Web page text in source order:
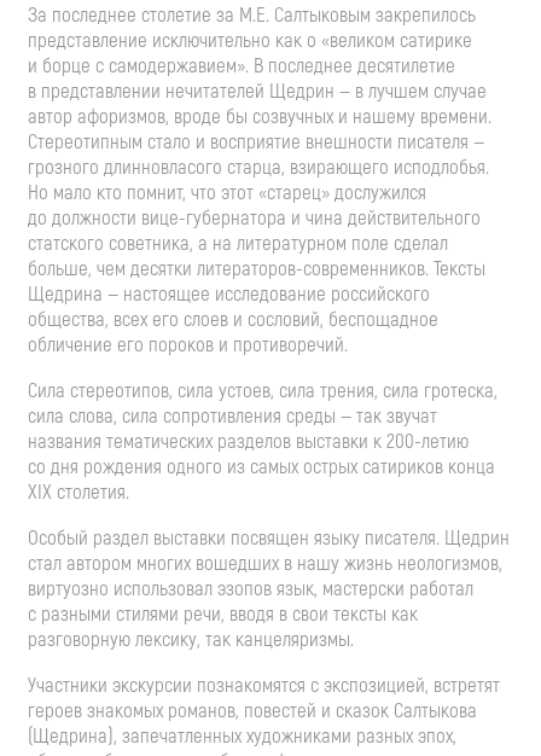
За последнее столетие за М.Е. Салтыковым закрепилось
представление исключительно как о «великом сатирике
и борце с самодержавием». В последнее десятилетие
в представлении нечитателей Щедрин — в лучшем случае
автор афоризмов, вроде бы созвучных и нашему времени.
Стереотипным стало и восприятие внешности писателя —
грозного длинновласого старца, взирающего исподлобья.
Но мало кто помнит, что этот «старец» дослужился
до должности вице-губернатора и чина действительного
статского советника, а на литературном поле сделал
больше, чем десятки литераторов-современников. Тексты
Щедрина — настоящее исследование российского
общества, всех его слоев и сословий, беспощадное
обличение его пороков и противоречий.
Сила стереотипов, сила устоев, сила трения, сила гротеска,
сила слова, сила сопротивления среды — так звучат
названия тематических разделов выставки к200-летию
со дня рождения одного из самых острых сатириков конца
XIX столетия.
Особый раздел выставки посвящен языку писателя. Щедрин
стал автором многих вошедших в нашу жизнь неологизмов,
виртуозно использовал эзопов язык, мастерски работал
с разными стилями речи, вводя в свои тексты как
разговорную лексику, так канцеляризмы.
Участники экскурсии познакомятся с экспозицией, встретят
героев знакомых романов, повестей и сказок Салтыкова
(Щедрина), запечатленных художниками разных эпох,